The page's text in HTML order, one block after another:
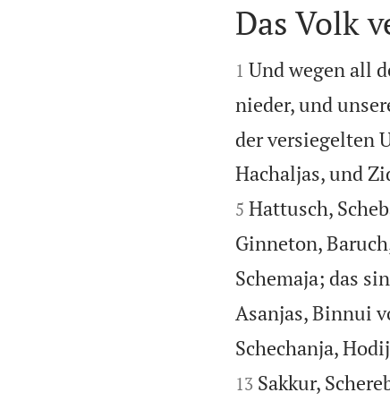

Das Volk

1 Und wegen all
nieder, und
der versiegelten
Hachaljas, und
5 Hattusch,
Ginneton,
Schemaja; das
Asanjas, Binnui
Schechanja,
13 Sakkur,